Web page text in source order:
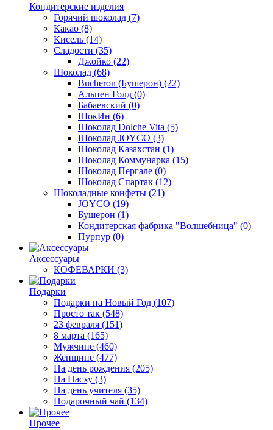
Кондитерские изделия
Горячий шоколад (7)
Какао (8)
Кисель (14)
Сладости (35)
Джойко (22)
Шоколад (68)
Bucheron (Бушерон) (22)
Альпен Голд (0)
Бабаевский (0)
ШокИн (6)
Шоколад Dolche Vita (5)
Шоколад JOYCO (3)
Шоколад Казахстан (1)
Шоколад Коммунарка (15)
Шоколад Пергале (0)
Шоколад Спартак (12)
Шоколадные конфеты (21)
JOYCO (19)
Бушерон (1)
Кондитерская фабрика "Волшебница" (0)
Пурпур (0)
Аксессуары
КОФЕВАРКИ (3)
Подарки
Подарки на Новый Год (107)
Просто так (548)
23 февраля (151)
8 марта (165)
Мужчине (460)
Женщине (477)
На день рождения (205)
На Пасху (3)
На день учителя (35)
Подарочный чай (134)
Прочее